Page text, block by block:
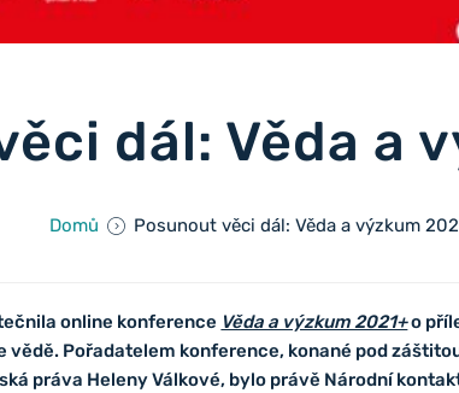
dál: Věda a
Domů Posunout věci dál: Věda a výzkum
online konference Věda a výzkum 2021+o
vědě. Pořadatelem konference, konané pod
práva Heleny Válkové, bylo právě Národní